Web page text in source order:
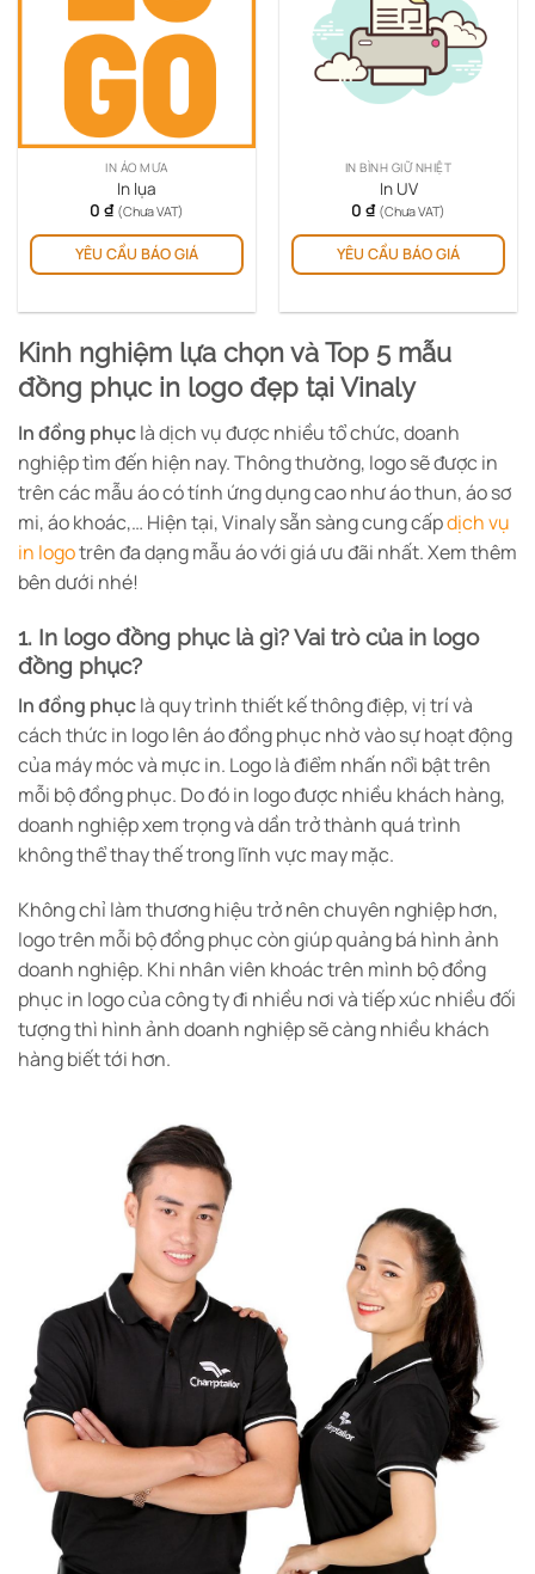
IN ÁO MƯA
In lụa
0 ₫ (Chưa VAT)
YÊU CẦU BÁO GIÁ
IN BÌNH GIỮ NHIỆT
In UV
0 ₫ (Chưa VAT)
YÊU CẦU BÁO GIÁ
Kinh nghiệm lựa chọn và Top 5 mẫu
đồng phục in logo đẹp tại Vinaly
In đồng phụclà dịch vụ được nhiều tổ chức, doanh
nghiệp tìm đến hiện nay. Thông thường, logo sẽ được in
trên các mẫu áo có tính ứng dụng cao như áo thun, áo sơ
mi, áo khoác,… Hiện tại,Vinalysẵn sàng cung cấpdịch vụ
in logotrên đa dạng mẫu áo với giá ưu đãi nhất. Xem thêm
bên dưới nhé!
1. In logo đồng phục là gì? Vai trò của in logo
đồng phục?
In đồng phụclà quy trình thiết kế thông điệp, vị trí và
cách thức in logo lên áo đồng phục nhờ vào sự hoạt động
của máy móc và mực in. Logo là điểm nhấn nổi bật trên
mỗi bộ đồng phục. Do đó in logo được nhiều khách hàng,
doanh nghiệp xem trọng và dần trở thành quá trình
không thể thay thế trong lĩnh vực may mặc.
Không chỉ làm thương hiệu trở nên chuyên nghiệp hơn,
logo trên mỗi bộ đồng phục còn giúp quảng bá hình ảnh
doanh nghiệp. Khi nhân viên khoác trên mình bộ đồng
phục in logo của công ty đi nhiều nơi và tiếp xúc nhiều đối
tượng thì hình ảnh doanh nghiệp sẽ càng nhiều khách
hàng biết tới hơn.